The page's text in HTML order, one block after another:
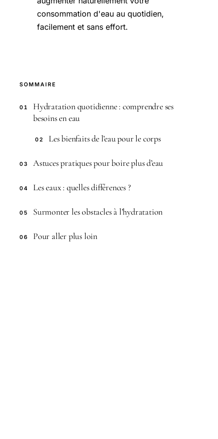
consommation d'eau au quotidien,
facilement et sans effort.
SOMMAIRE
01
Hydratation quotidienne : comprendre ses
besoins en eau
02 Les bienfaits de l’eau pour le corps
03 Astuces pratiques pour boire plus d’eau
04 Les eaux : quelles différences ?
05 Surmonter les obstacles à l’hydratation
06 Pour aller plus loin